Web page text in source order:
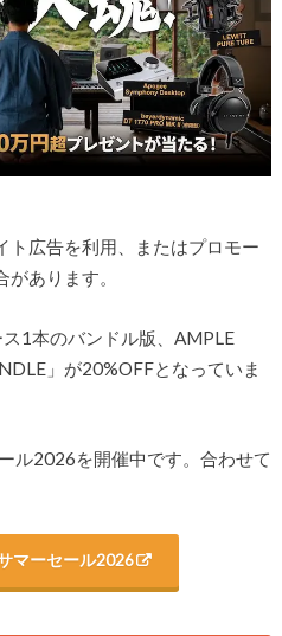
広告を利用、またはプロモー
あります。
1本のバンドル版、AMPLE
」が20%OFFとなっていま
ル2026を開催中です。合わせて
マーセール2026